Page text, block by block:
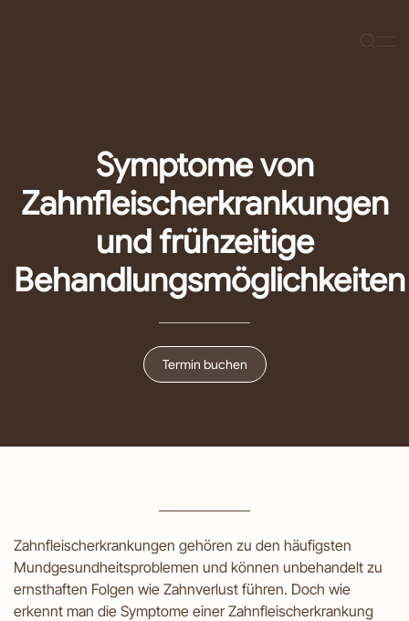
Symptome von
Zahnfleischerkrankungen
und frühzeitige
Behandlungsmöglichkeiten
Termin buchen
Zahnfleischerkrankungen gehören zu den häufigsten
Mundgesundheitsproblemen und können unbehandelt zu
ernsthaften Folgen wie Zahnverlust führen. Doch wie
erkennt man die Symptome einer Zahnfleischerkrankung